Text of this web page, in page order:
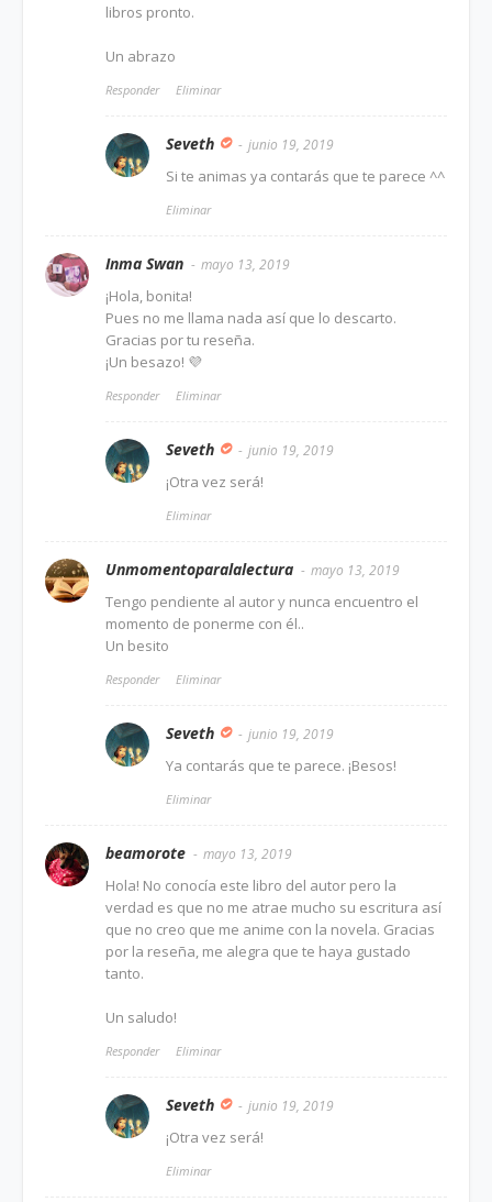
libros pronto.
Un abrazo
Responder Eliminar
Seveth junio 19, 2019
Si te animas ya contarás que te parece ^^
Eliminar
Inma Swan mayo 13, 2019
¡Hola, bonita!
Pues no me llama nada así que lo descarto.
Gracias por tu reseña.
¡Un besazo! 💜
Responder Eliminar
Seveth junio 19, 2019
¡Otra vez será!
Eliminar
Unmomentoparalalectura mayo 13, 2019
Tengo pendiente al autor y nunca encuentro el
momento de ponerme con él..
Un besito
Responder Eliminar
Seveth junio 19, 2019
Ya contarás que te parece. ¡Besos!
Eliminar
beamorote mayo 13, 2019
Hola! No conocía este libro del autor pero la
verdad es que no me atrae mucho su escritura así
que no creo que me anime con la novela. Gracias
por la reseña, me alegra que te haya gustado
tanto.
Un saludo!
Responder Eliminar
Seveth junio 19, 2019
¡Otra vez será!
Eliminar